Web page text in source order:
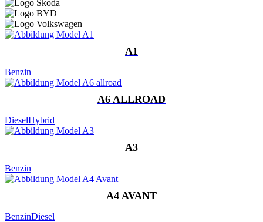
A1
Benzin
A6 ALLROAD
DieselHybrid
A3
Benzin
A4 AVANT
BenzinDiesel